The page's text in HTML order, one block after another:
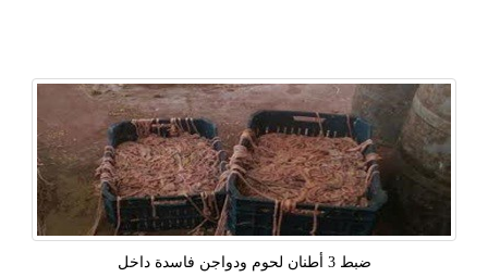
ضبط 3 أطنان لحوم ودواجن فاسدة داخل